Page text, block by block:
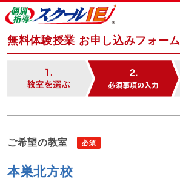
無料体験授業 お申し込みフォーム
ご希望の教室
本巣北方校